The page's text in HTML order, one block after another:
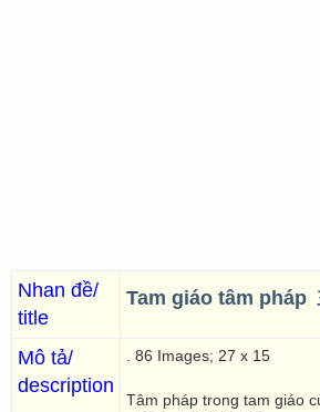
Nhan đề/
title
Tam giáo tâm pháp
Mô tả/
description
. 86 Images; 27 x 15
Tâm pháp trong tam giáo